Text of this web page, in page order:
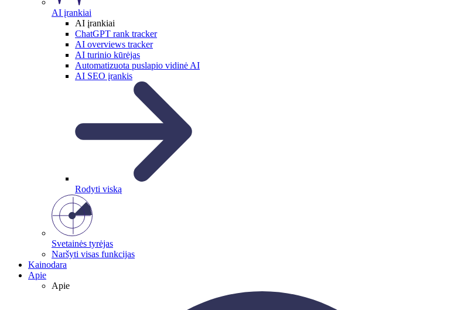
AI įrankiai
AI įrankiai
ChatGPT rank tracker
AI overviews tracker
AI turinio kūrėjas
Automatizuota puslapio vidinė AI
AI SEO įrankis
Rodyti viską
Svetainės tyrėjas
Naršyti visas funkcijas
Kainodara
Apie
Apie